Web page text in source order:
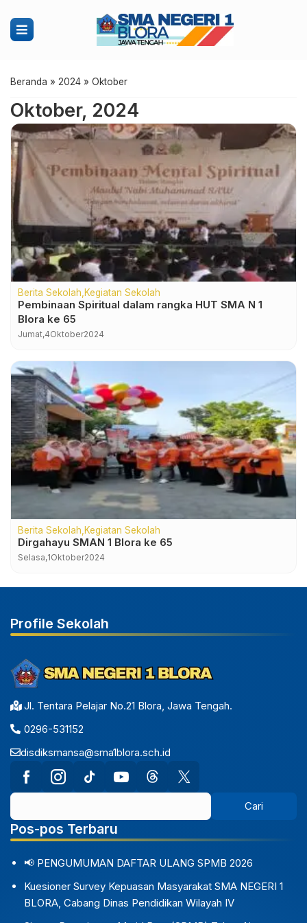
Beranda » 2024 » Oktober
Oktober, 2024
Berita Sekolah Kegiatan Sekolah
Pembinaan Spiritual dalam rangka HUT SMA N 1
Blora ke 65
Jumat,4Oktober2024
Berita Sekolah Kegiatan Sekolah
Dirgahayu SMAN 1 Blora ke 65
Selasa,1Oktober2024
Profile Sekolah
Jl. Tentara Pelajar No.21 Blora, Jawa Tengah.
0296-531152
disdiksmansa@sma1blora.sch.id
Pos-pos Terbaru
📢 PENGUMUMAN DAFTAR ULANG SPMB 2026
Kuesioner Survey Kepuasan Masyarakat SMA NEGERI 1
BLORA, Cabang Dinas Pendidikan Wilayah IV